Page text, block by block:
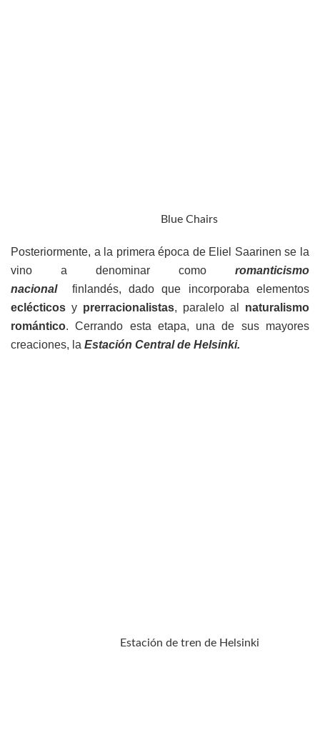
Blue Chairs
Posteriormente, a la primera época de Eliel Saarinen se la
vino a denominar como romanticismo
nacional
finlandés, dado que incorporaba elementos
eclécticos y prerracionalistas, paralelo al naturalismo
romántico. Cerrando esta etapa, una de sus mayores
creaciones, la Estación Central de Helsinki.
Estación de tren de Helsinki